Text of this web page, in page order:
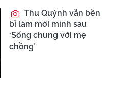
Thu Quỳnh vẫn bền
bỉ làm mới mình sau
‘Sống chung với mẹ
chồng’